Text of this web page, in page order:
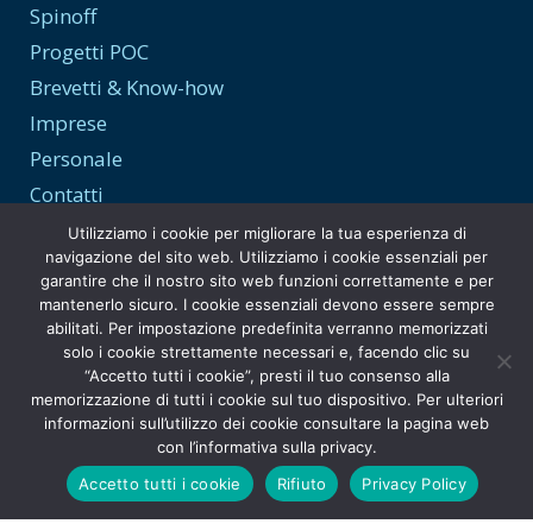
Spinoff
Progetti POC
Brevetti & Know-how
Imprese
Personale
Contatti
Trasparenza e Privacy
Privacy Policy
Amministrazione Trasparente
© CopyrightINFN Tech Transfer. [2026]
Utilizziamo i cookie per migliorare la tua esperienza di
navigazione del sito web. Utilizziamo i cookie essenziali per
garantire che il nostro sito web funzioni correttamente e per
mantenerlo sicuro. I cookie essenziali devono essere sempre
abilitati. Per impostazione predefinita verranno memorizzati
solo i cookie strettamente necessari e, facendo clic su
“Accetto tutti i cookie”, presti il tuo consenso alla
memorizzazione di tutti i cookie sul tuo dispositivo. Per ulteriori
informazioni sull’utilizzo dei cookie consultare la pagina web
con l’informativa sulla privacy.
Accetto tutti i cookie
Rifiuto Privacy Policy